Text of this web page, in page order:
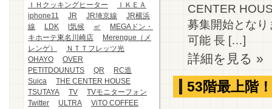
ＩＨクッキングヒーター
ＩＫＥＡ
iphone11
JR JR埼京線
JR横浜
線
LDK l気候 ㎡
MEGAドン・
キホーテ東名川崎店
Merengue（メ
レンゲ）
ＮＴＴフレッツ光
OHAYO
OVER
PETITDOUNUTS
QR
RC造
Suica
THE CENTER HOUSE
TSUTAYA
TV
TVモニターフォン
Twitter
ULTRA
ViTO COFFEE
CENTER
募集開始とな
可能 長 […]
詳細を見る »
53階最上階！